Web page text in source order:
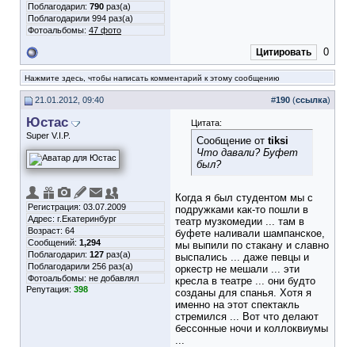
Поблагодарил: 790 раз(а)
Поблагодарили 994 раз(а)
Фотоальбомы: 47 фото
Цитировать 0
Нажмите здесь, чтобы написать комментарий к этому сообщению
21.01.2012, 09:40 #190 (ссылка)
Юстас
Super V.I.P.
Регистрация: 03.07.2009
Адрес: г.Екатеринбург
Возраст: 64
Сообщений: 1,294
Поблагодарил: 127 раз(а)
Поблагодарили 256 раз(а)
Фотоальбомы: не добавлял
Репутация: 398
Цитата:
Сообщение от tiksi
Что давали? Буфет
был?
Когда я был студентом мы с
подружками как-то пошли в
театр музкомедии ... там в
буфете наливали шампанское,
мы выпили по стакану и славно
выспались ... даже певцы и
оркестр не мешали ... эти
кресла в театре ... они будто
созданы для спанья. Хотя я
именно на этот спектакль
стремился ... Вот что делают
бессонные ночи и коллоквиумы
...